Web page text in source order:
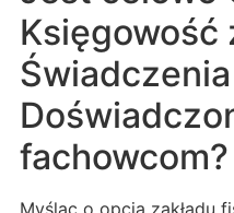
Księgowość
fachowcom?